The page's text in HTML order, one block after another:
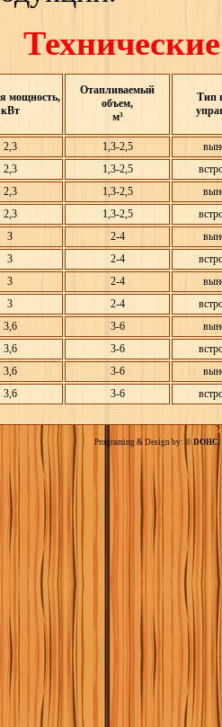
мощность,
кВт
Отапливаемый
объем,
м³
Тип
2,3 1,3-2,5
2,3 1,3-2,5
2,3 1,3-2,5
2,3 1,3-2,5
3 2-4
3 2-4
3 2-4
3 2-4
3,6 3-6
3,6 3-6
3,6 3-6
3,6 3-6
Programing & Design by: © DOHC.